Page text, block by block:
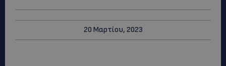
20 Μαρτίου, 2023